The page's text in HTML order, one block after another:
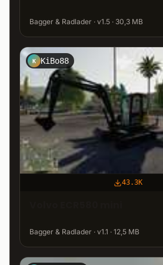
Bagger & Radlader · v1.5 · 30,3 MB
K KiBo88
43.3K
Bagger & Radlader · v1.1 · 12,5 MB